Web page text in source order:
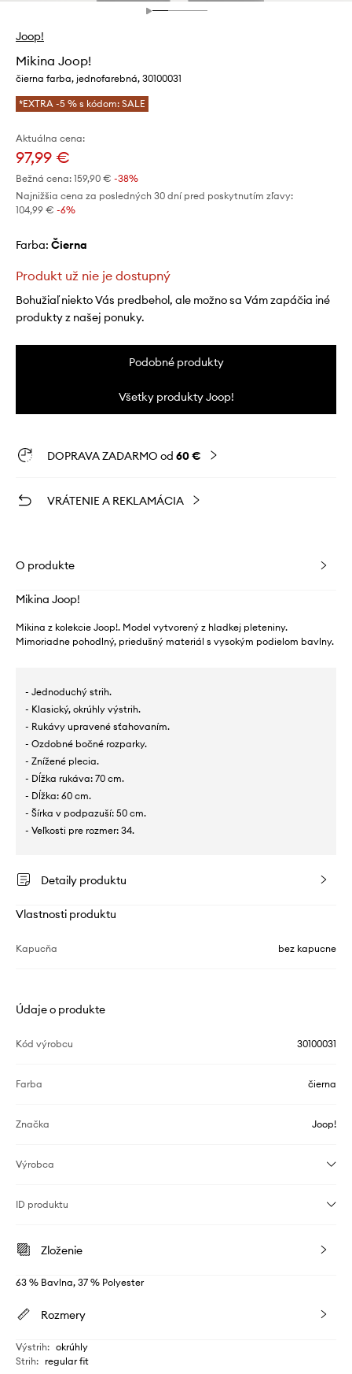
Joop!
Mikina Joop!
čierna farba, jednofarebná, 30100031
*EXTRA -5 % s kódom: SALE
Aktuálna cena:
97,99 €
Bežná cena: 159,90 € -38%
Najnižšia cena za posledných 30 dní pred poskytnutím zľavy:
104,99 € -6%
Farba: čierna
Produkt už nie je dostupný
Bohužiaľ niekto Vás predbehol, ale možno sa Vám zapáčia iné
produkty z našej ponuky.
Podobné produkty
Všetky produkty Joop!
DOPRAVA ZADARMO od 60 €
VRÁTENIE A REKLAMÁCIA
O produkte
Mikina Joop!
Mikina z kolekcie Joop!. Model vytvorený z hladkej pleteniny.
Mimoriadne pohodlný, priedušný materiál s vysokým podielom bavlny.
- Jednoduchý strih.
- Klasický, okrúhly výstrih.
- Rukávy upravené sťahovaním.
- Ozdobné bočné rozparky.
- Znížené plecia.
- Dĺžka rukáva: 70 cm.
- Dĺžka: 60 cm.
- Šírka v podpazuší: 50 cm.
- Veľkosti pre rozmer: 34.
Detaily produktu
Vlastnosti produktu
Kapucňa bez kapucne
Údaje o produkte
Kód výrobcu 30100031
Farba čierna
Značka Joop!
Výrobca
ID produktu
Zloženie
63 % Bavlna, 37 % Polyester
Rozmery
Výstrih: okrúhly
Strih: regular fit